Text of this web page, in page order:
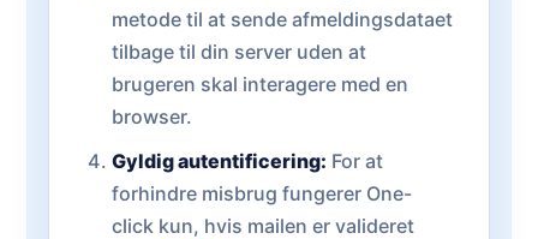
metode til at sende afmeldingsdataet
tilbage til din server uden at
brugeren skal interagere med en
browser.
Gyldig autentificering: For at
forhindre misbrug fungerer One-
click kun, hvis mailen er valideret